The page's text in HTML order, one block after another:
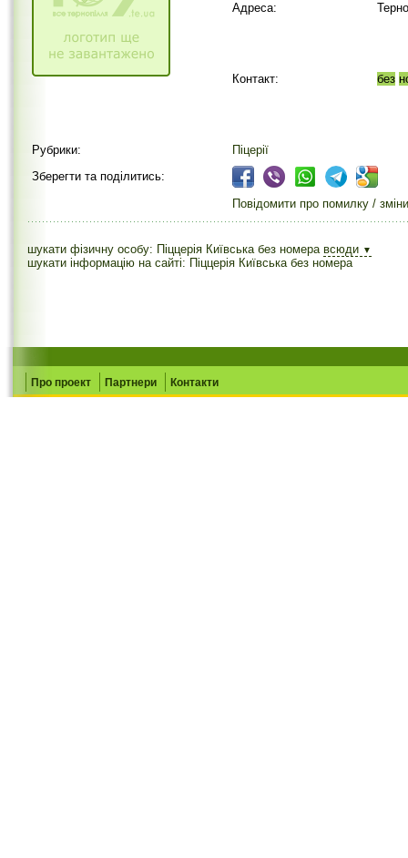
Адреса:
Контакт: без
Рубрики:
Піцерії
Зберегти та поділитись:
Повідомити про помилку / зміни
шукати фізичну особу: Піццерія Київська без номера всюди ▼
шукати інформацію на сайті: Піццерія Київська без номера
Про проект Партнери Контакти